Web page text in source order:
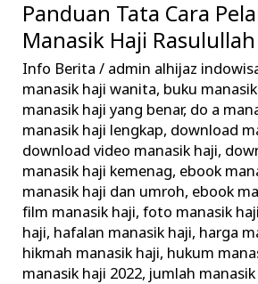
Panduan Tata Cara
Manasik Haji Rasulullah
Info Berita / admin alhijaz
manasik haji wanita, buku
manasik haji yang benar, do a
manasik haji lengkap, download
download video manasik haji,
manasik haji kemenag, ebook
manasik haji dan umroh, ebook
film manasik haji,foto manasik
haji, hafalan manasik haji, harga
hikmah manasik haji, hukum
manasik haji 2022, jumlah
Panduan
Tata
Cara
Pelaksanaan
Manasik
Haji
Rasulullah